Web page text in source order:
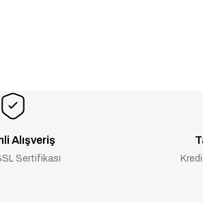
Alışveriş
Sertifikası